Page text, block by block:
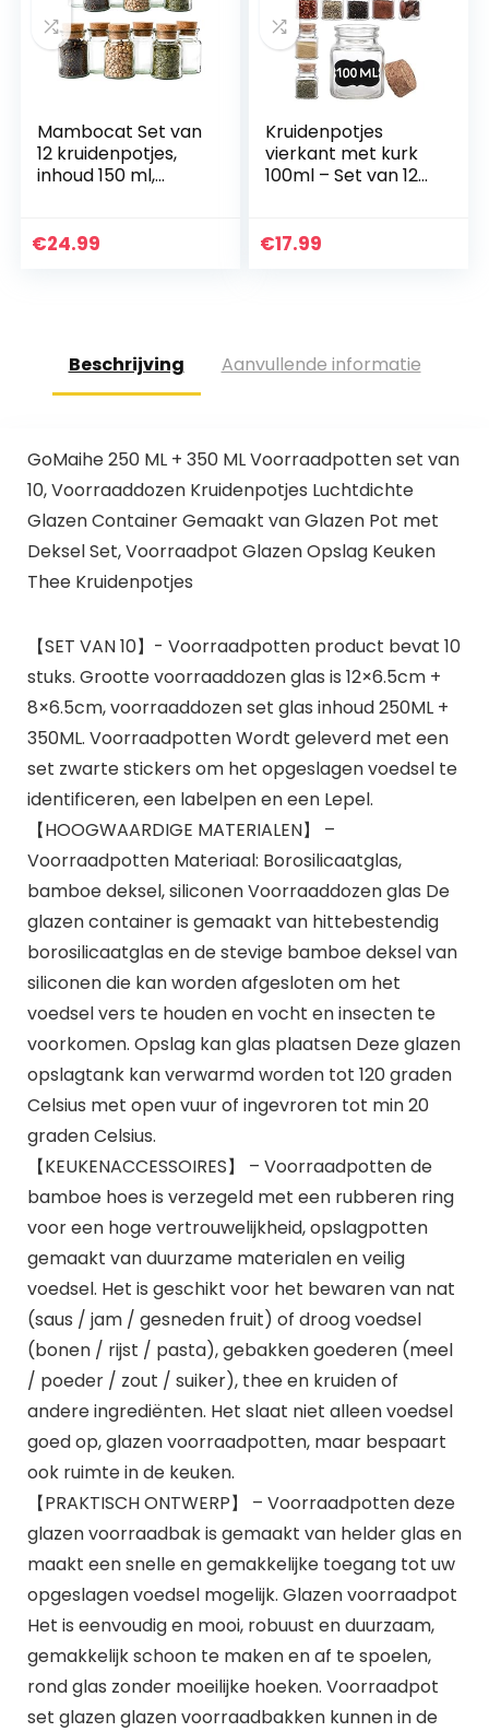
Mambocat Set van
12 kruidenpotjes,
inhoud 150 ml,
kurksluiting,
€24.99
Kruidenpotjes
vierkant met kurk
100ml – Set van 12
potjes met deksel
€17.99
Beschrijving Aanvullende informatie
GoMaihe 250 ML + 350 ML Voorraadpotten set van
10, Voorraaddozen Kruidenpotjes Luchtdichte
Glazen Container Gemaakt van Glazen Pot met
Deksel Set, Voorraadpot Glazen Opslag Keuken
Thee Kruidenpotjes
【SET VAN 10】- Voorraadpotten product bevat 10
stuks. Grootte voorraaddozen glas is 12×6.5cm +
8×6.5cm, voorraaddozen set glas inhoud 250ML +
350ML. Voorraadpotten Wordt geleverd met een
set zwarte stickers om het opgeslagen voedsel te
identificeren, een labelpen en een Lepel.
【HOOGWAARDIGE MATERIALEN】 –
Voorraadpotten Materiaal: Borosilicaatglas,
bamboe deksel, siliconen Voorraaddozen glas De
glazen container is gemaakt van hittebestendig
borosilicaatglas en de stevige bamboe deksel van
siliconen die kan worden afgesloten om het
voedsel vers te houden en vocht en insecten te
voorkomen. Opslag kan glas plaatsen Deze glazen
opslagtank kan verwarmd worden tot 120 graden
Celsius met open vuur of ingevroren tot min 20
graden Celsius.
【KEUKENACCESSOIRES】 – Voorraadpotten de
bamboe hoes is verzegeld met een rubberen ring
voor een hoge vertrouwelijkheid, opslagpotten
gemaakt van duurzame materialen en veilig
voedsel. Het is geschikt voor het bewaren van nat
(saus / jam / gesneden fruit) of droog voedsel
(bonen / rijst / pasta), gebakken goederen (meel
/ poeder / zout / suiker), thee en kruiden of
andere ingrediënten. Het slaat niet alleen voedsel
goed op, glazen voorraadpotten, maar bespaart
ook ruimte in de keuken.
【PRAKTISCH ONTWERP】 – Voorraadpotten deze
glazen voorraadbak is gemaakt van helder glas en
maakt een snelle en gemakkelijke toegang tot uw
opgeslagen voedsel mogelijk. Glazen voorraadpot
Het is eenvoudig en mooi, robuust en duurzaam,
gemakkelijk schoon te maken en af ​​te spoelen,
rond glas zonder moeilijke hoeken. Voorraadpot
set glazen glazen voorraadbakken kunnen in de